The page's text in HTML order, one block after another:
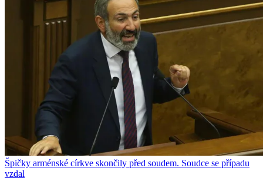
Špičky arménské církve skončily před soudem. Soudce se případu
vzdal